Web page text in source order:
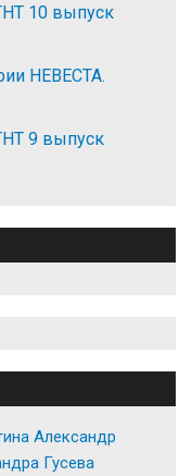
10 выпуск
НЕВЕСТА.
9 выпуск
Александр
Гусева